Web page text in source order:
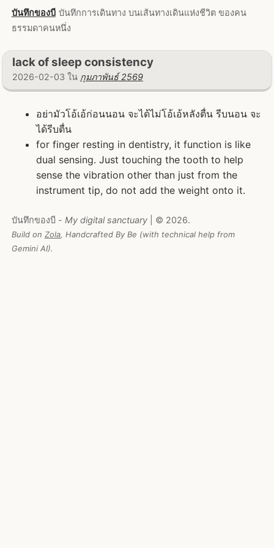
บันทึกของบี บันทึกการเดินทาง บนเส้นทางเดินแห่งชีวิต ของคน
ธรรมดาคนหนึ่ง
lack of sleep consistency
2026-02-03 ใน กุมภาพันธ์ 2569
อย่ามัวโอ้เอ้ก่อนนอน จะได้ไม่โอ้เอ้หลังตื่น รีบนอน จะ
ได้รีบตื่น
for finger resting in dentistry, it function is like
dual sensing. Just touching the tooth to help
sense the vibration other than just from the
instrument tip, do not add the weight onto it.
บันทึกของบี - My digital sanctuary| © 2026.
Build on Zola, Handcrafted By Be (with technical help from
Gemini AI).